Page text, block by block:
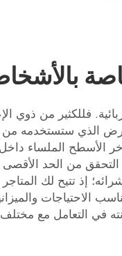
فللكثير من ذوي
الذي ستستخدمه
الأسطح الملساء
التحقق من الحد
إذ تتيح لك
الاحتياجات
في التعامل مع